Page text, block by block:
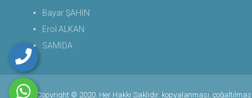
Bayar ŞAHİN
Erol ALKAN
SAMİDA
Copyright © 2020. Her Hakkı Saklıdır. kopyalanması,